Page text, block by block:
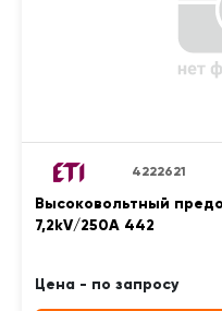
4222621
Высоковольтный
7,2kV/250A 442
Цена - по запросу